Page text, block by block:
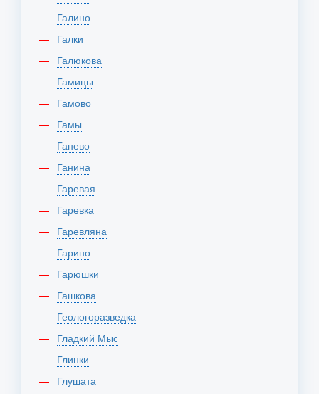
Галино
Галки
Галюкова
Гамицы
Гамово
Гамы
Ганево
Ганина
Гаревая
Гаревка
Гаревляна
Гарино
Гарюшки
Гашкова
Геологоразведка
Гладкий Мыс
Глинки
Глушата